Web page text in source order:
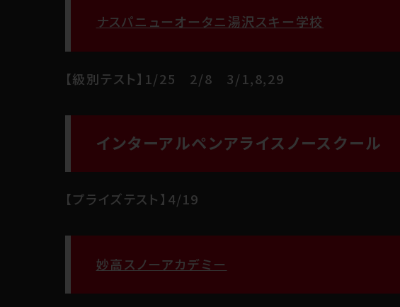
ナスパニューオータニ湯沢スキー学校
【級別テスト】1/25 2/8 3/1,8,29
インターアルペンアライスノースクール
【プライズテスト】4/19
妙高スノーアカデミー